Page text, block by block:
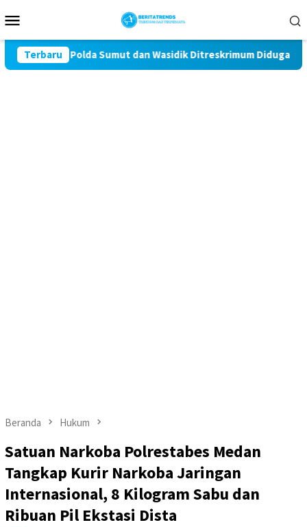
ke
Mobile
Terbaru
Polda Sumut dan Wasidik Ditreskrimum Diduga Permainkan
Beranda Hukum
Satuan Narkoba Polrestabes Medan
Tangkap Kurir Narkoba Jaringan
Internasional, 8 Kilogram Sabu dan
Ribuan Pil Ekstasi Dista